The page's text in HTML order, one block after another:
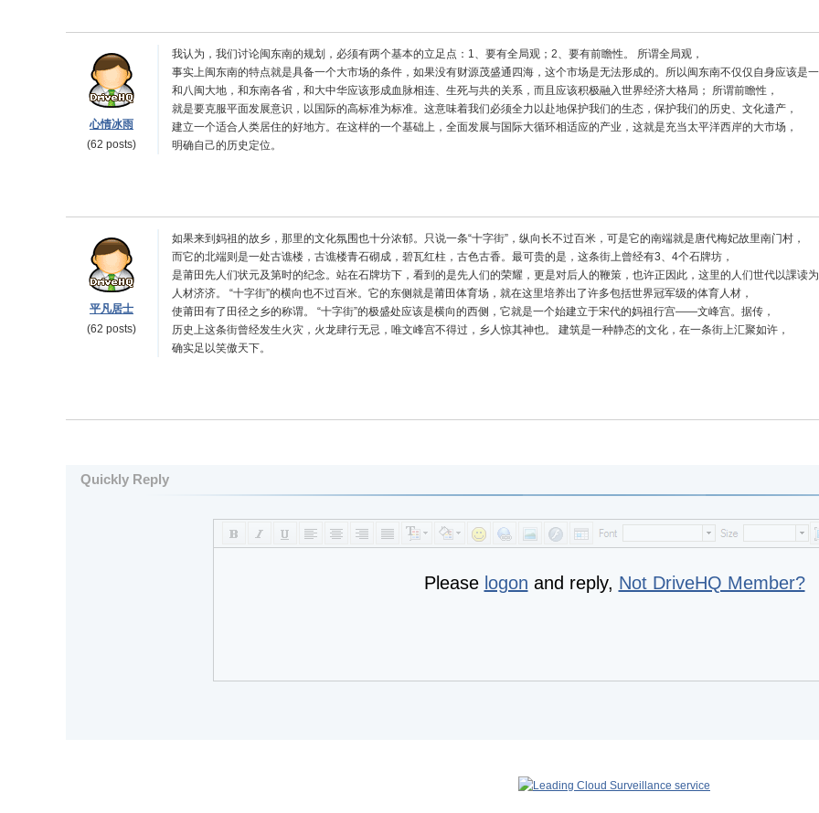
心情冰雨
(62 posts)
我认为，我们讨论闽东南的规划，必须有两个基本的立足点：1、要有全局观；2、要有前瞻性。 所谓全局观，
事实上闽东南的特点就是具备一个大市场的条件，如果没有财源茂盛通四海，这个市场是无法形成的。所以闽东南不仅仅自身应该是一
和八闽大地，和东南各省，和大中华应该形成血脉相连、生死与共的关系，而且应该积极融入世界经济大格局； 所谓前瞻性，
就是要克服平面发展意识，以国际的高标准为标准。这意味着我们必须全力以赴地保护我们的生态，保护我们的历史、文化遗产，
建立一个适合人类居住的好地方。在这样的一个基础上，全面发展与国际大循环相适应的产业，这就是充当太平洋西岸的大市场，
明确自己的历史定位。
平凡居士
(62 posts)
如果来到妈祖的故乡，那里的文化氛围也十分浓郁。只说一条“十字街”，纵向长不过百米，可是它的南端就是唐代梅妃故里南门村，
而它的北端则是一处古谯楼，古谯楼青石砌成，碧瓦红柱，古色古香。最可贵的是，这条街上曾经有3、4个石牌坊，
是莆田先人们状元及第时的纪念。站在石牌坊下，看到的是先人们的荣耀，更是对后人的鞭策，也许正因此，这里的人们世代以課读为
人材济济。 “十字街”的横向也不过百米。它的东侧就是莆田体育场，就在这里培养出了许多包括世界冠军级的体育人材，
使莆田有了田径之乡的称谓。 “十字街”的极盛处应该是横向的西侧，它就是一个始建立于宋代的妈祖行宫――文峰宫。据传，
历史上这条街曾经发生火灾，火龙肆行无忌，唯文峰宫不得过，乡人惊其神也。 建筑是一种静态的文化，在一条街上汇聚如许，
确实足以笑傲天下。
Quickly Reply
Please logon and reply, Not DriveHQ Member?